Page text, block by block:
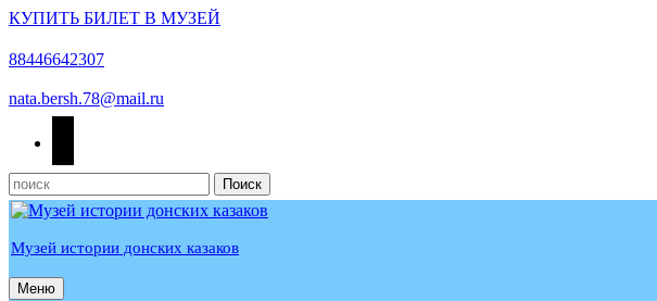
КУПИТЬ БИЛЕТ В МУЗЕЙ
к
88446642307
nata.bersh.78@mail.ru
Найти:
Музей истории донских казаков
МенюМеню